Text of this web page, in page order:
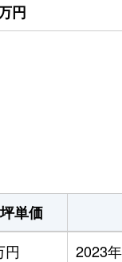
円
坪単価
円
2023